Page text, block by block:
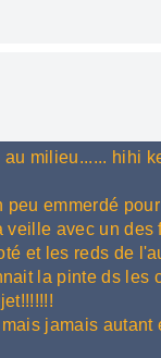
milieu...... hihi
emmerdé
avec un des
et les reds de
la pinte ds
jamais